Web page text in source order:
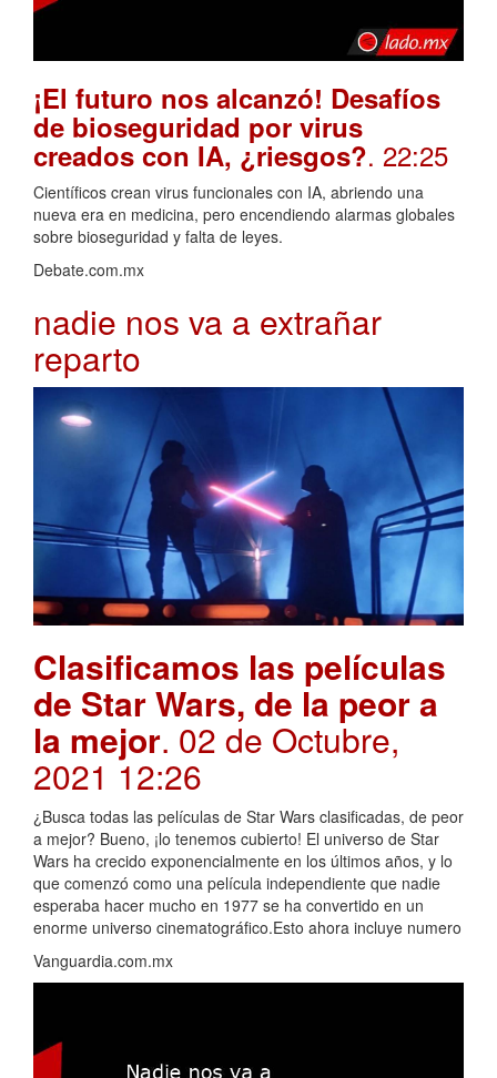
¡El futuro nos alcanzó! Desafíos
de bioseguridad por virus
creados con IA, ¿riesgos?. 22:25
Científicos crean virus funcionales con IA, abriendo una
nueva era en medicina, pero encendiendo alarmas globales
sobre bioseguridad y falta de leyes.
Debate.com.mx
nadie nos va a extrañar
reparto
Clasificamos las películas
de Star Wars, de la peor a
la mejor. 02 de Octubre,
2021 12:26
¿Busca todas las películas de Star Wars clasificadas, de peor
a mejor? Bueno, ¡lo tenemos cubierto! El universo de Star
Wars ha crecido exponencialmente en los últimos años, y lo
que comenzó como una película independiente que nadie
esperaba hacer mucho en 1977 se ha convertido en un
enorme universo cinematográfico.Esto ahora incluye numero
Vanguardia.com.mx